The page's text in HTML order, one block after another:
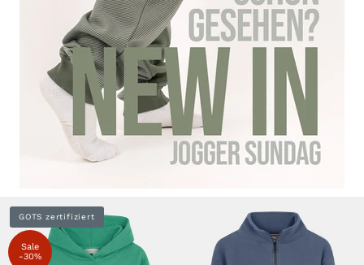
GOTS zertifiziert
Sale
-30%